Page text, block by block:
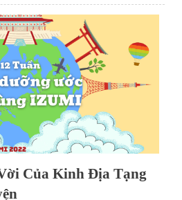
Của Kinh Địa Tạng